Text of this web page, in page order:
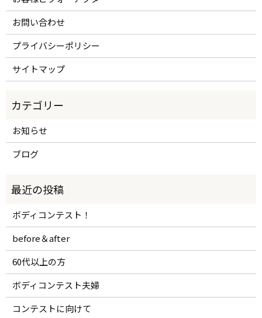
お問い合わせ
プライバシーポリシー
サイトマップ
お知らせ
ブログ
ボディコンテスト！
before＆after
60代以上の方
ボディコンテスト夫婦
コンテストに向けて